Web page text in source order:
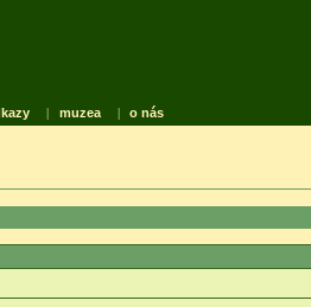
| muzea | o nás